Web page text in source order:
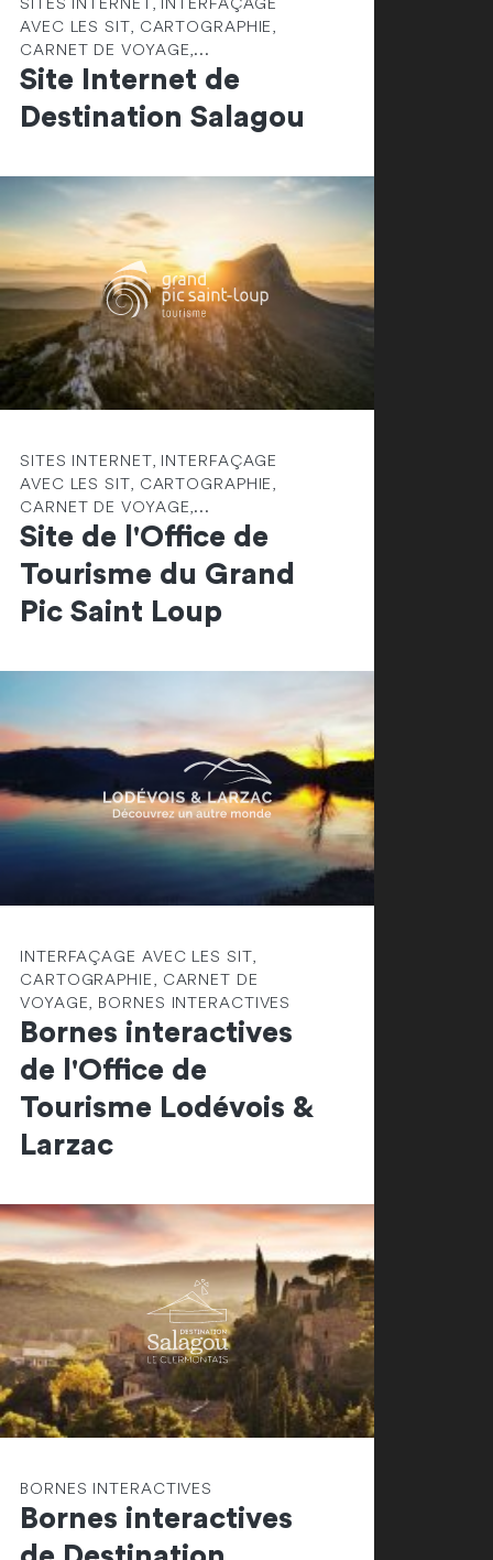
AVEC LES SIT, CARTOGRAPHIE,
CARNET DE VOYAGE,...
Site Internet de
Destination Salagou
SITES INTERNET, INTERFAÇAGE
AVEC LES SIT, CARTOGRAPHIE,
CARNET DE VOYAGE,...
Site de l'Office de
Tourisme du Grand
Pic Saint Loup
INTERFAÇAGE AVEC LES SIT,
CARTOGRAPHIE, CARNET DE
VOYAGE, BORNES INTERACTIVES
Bornes interactives
de l'Office de
Tourisme Lodévois &
Larzac
BORNES INTERACTIVES
Bornes interactives